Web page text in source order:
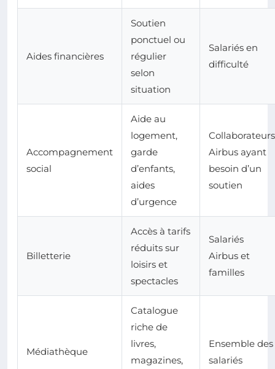
Aides financières
Soutien
ponctuel ou
régulier
selon
situation
Salariés en
difficulté
Accompagnement
social
Aide au
logement,
garde
d’enfants,
aides
d’urgence
Collaborateurs
Airbus ayant
besoin d’un
soutien
Billetterie
Accès à tarifs
réduits sur
loisirs et
spectacles
Salariés
Airbus et
familles
Médiathèque
Catalogue
riche de
livres,
magazines,
Ensemble des
salariés